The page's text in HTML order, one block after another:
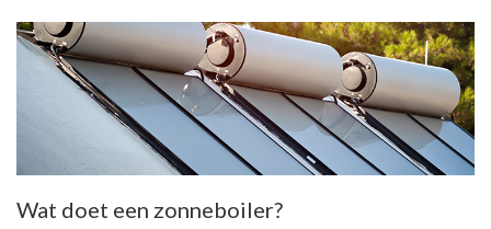
Wat doet een zonneboiler?